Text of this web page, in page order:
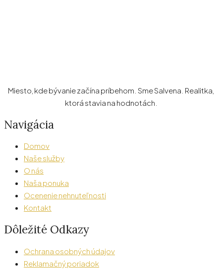
Miesto, kde bývanie začína príbehom. Sme Salvena. Realitka,
ktorá stavia na hodnotách.
Navigácia
Domov
Naše služby
O nás
Naša ponuka
Ocenenie nehnuteľnosti
Kontakt
Dôležité Odkazy
Ochrana osobných údajov
Reklamačný poriadok